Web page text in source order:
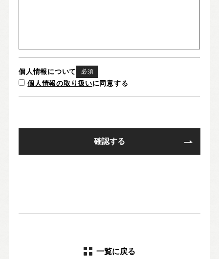
個人情報について 必須
個人情報の取り扱いに同意する
一覧に戻る